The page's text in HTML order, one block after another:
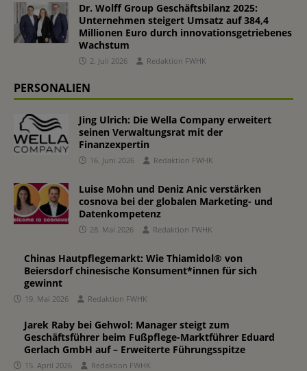
Dr. Wolff Group Geschäftsbilanz 2025:
Unternehmen steigert Umsatz auf 384,4
Millionen Euro durch innovationsgetriebenes
Wachstum
2. Juli 2026 Redaktion FWHK
PERSONALIEN
Jing Ulrich: Die Wella Company erweitert
seinen Verwaltungsrat mit der
Finanzexpertin
16. Juni 2026 Redaktion FWHK
Luise Mohn und Deniz Anic verstärken
cosnova bei der globalen Marketing- und
Datenkompetenz
28. Mai 2026 Redaktion FWHK
Chinas Hautpflegemarkt: Wie Thiamidol® von
Beiersdorf chinesische Konsument*innen für sich
gewinnt
19. Mai 2026 Redaktion FWHK
Jarek Raby bei Gehwol: Manager steigt zum
Geschäftsführer beim Fußpflege-Marktführer Eduard
Gerlach GmbH auf – Erweiterte Führungsspitze
15. April 2026 Redaktion FWHK